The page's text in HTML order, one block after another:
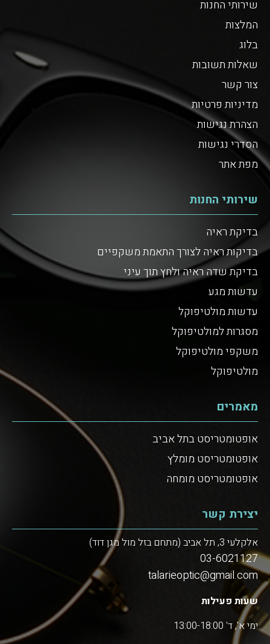
שירותי החנות
המלצות
בלוג
שאלות תשובות
צור קשר
מדיניות פרטיות
הצהרת נגישות
הסדרי נגישות
מפת אתר
שירותי החנות
בדיקת ראיה
בדיקות ראיה לצורך התאמת משקפיים
בדיקת שדה ראיה ולחץ תוך עיני
עדשות מגע
עדשות מולטיפוקל
מסגרות למולטיפוקל
משקפי מולטיפוקל
מולטיפוקל
מאמרים
אופטומטריסט בתל אביב
אופטומטריסט מומלץ
אופטומטריסט מומחה
יצירת קשר
אלקלעי 3, תל אביב (מתחם בזל מול מגן דוד)
03-6021127
talarieoptic@gmail.com
שעות פעילות
ימי א', ד' 13:00-18:00